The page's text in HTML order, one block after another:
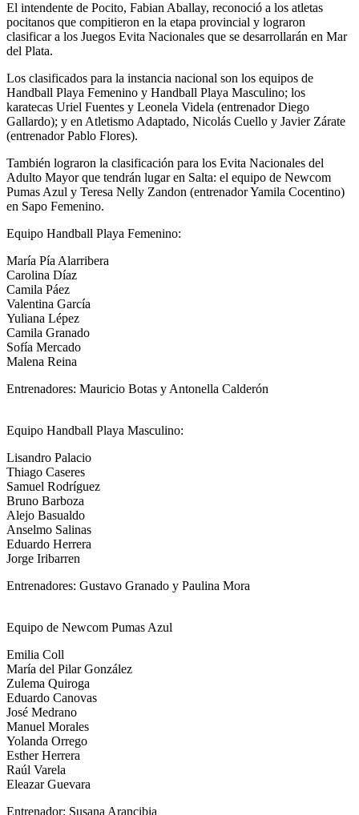
El intendente de Pocito, Fabian Aballay, reconoció a los atletas
pocitanos que compitieron en la etapa provincial y lograron
clasificar a los Juegos Evita Nacionales que se desarrollarán en Mar
del Plata.
Los clasificados para la instancia nacional son los equipos de
Handball Playa Femenino y Handball Playa Masculino; los
karatecas Uriel Fuentes y Leonela Videla (entrenador Diego
Gallardo); y en Atletismo Adaptado, Nicolás Cuello y Javier Zárate
(entrenador Pablo Flores).
También lograron la clasificación para los Evita Nacionales del
Adulto Mayor que tendrán lugar en Salta: el equipo de Newcom
Pumas Azul y Teresa Nelly Zandon (entrenador Yamila Cocentino)
en Sapo Femenino.
Equipo Handball Playa Femenino:
María Pía Alarribera
Carolina Díaz
Camila Páez
Valentina García
Yuliana Lépez
Camila Granado
Sofía Mercado
Malena Reina
Entrenadores: Mauricio Botas y Antonella Calderón
Equipo Handball Playa Masculino:
Lisandro Palacio
Thiago Caseres
Samuel Rodríguez
Bruno Barboza
Alejo Basualdo
Anselmo Salinas
Eduardo Herrera
Jorge Iribarren
Entrenadores: Gustavo Granado y Paulina Mora
Equipo de Newcom Pumas Azul
Emilia Coll
María del Pilar González
Zulema Quiroga
Eduardo Canovas
José Medrano
Manuel Morales
Yolanda Orrego
Esther Herrera
Raúl Varela
Eleazar Guevara
Entrenador: Susana Arancibia